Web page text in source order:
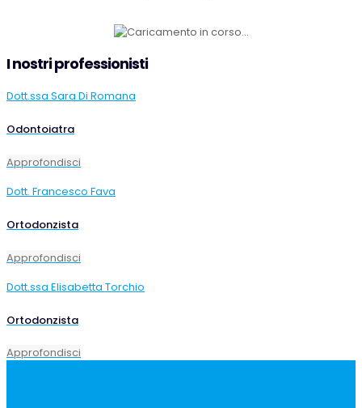
I nostri professionisti
Dott.ssa Sara Di Romana
Odontoiatra
Approfondisci
Dott. Francesco Fava
Ortodonzista
Approfondisci
Dott.ssa Elisabetta Torchio
Ortodonzista
Approfondisci